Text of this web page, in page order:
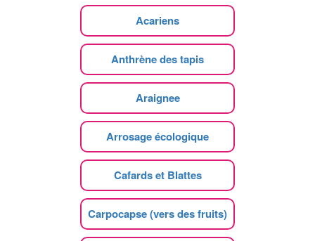
Acariens
Anthrène des tapis
Araignee
Arrosage écologique
Cafards et Blattes
Carpocapse (vers des fruits)